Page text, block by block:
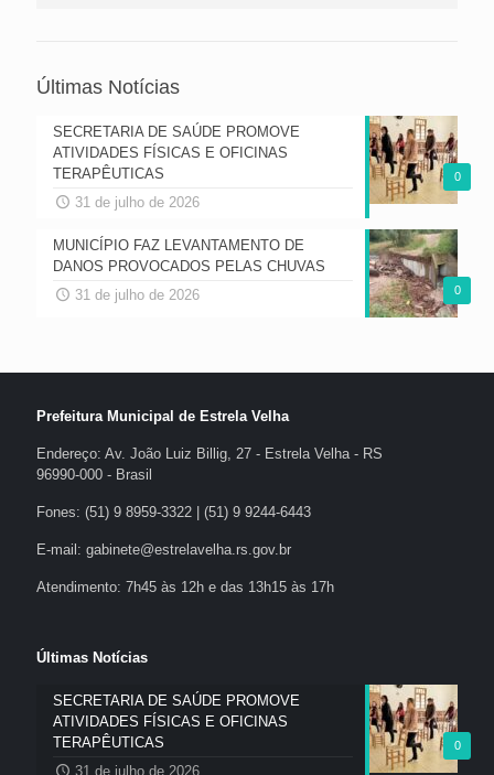
Últimas Notícias
0
SECRETARIA DE SAÚDE PROMOVE
ATIVIDADES FÍSICAS E OFICINAS
TERAPÊUTICAS
31 de julho de 2026
0
MUNICÍPIO FAZ LEVANTAMENTO DE
DANOS PROVOCADOS PELAS CHUVAS
31 de julho de 2026
Prefeitura Municipal de Estrela Velha
Endereço: Av. João Luiz Billig, 27 - Estrela Velha - RS
96990-000 - Brasil
Fones: (51) 9 8959-3322 | (51) 9 9244-6443
E-mail: gabinete@estrelavelha.rs.gov.br
Atendimento: 7h45 às 12h e das 13h15 às 17h
Últimas Notícias
0
SECRETARIA DE SAÚDE PROMOVE
ATIVIDADES FÍSICAS E OFICINAS
TERAPÊUTICAS
31 de julho de 2026